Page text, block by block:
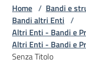
L'Agenzia
Home / Bandi e
Bandi altri Enti /
Altri Enti - Bandi e
Altri Enti - Bandi e
Senza Titolo